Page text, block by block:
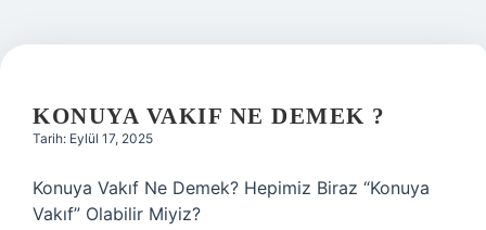
Yasal Uyarı
KONUYA VAKIF NE DEMEK ?
Tarih: Eylül 17, 2025
Konuya Vakıf Ne Demek? Hepimiz Biraz “Konuya
Vakıf” Olabilir Miyiz?